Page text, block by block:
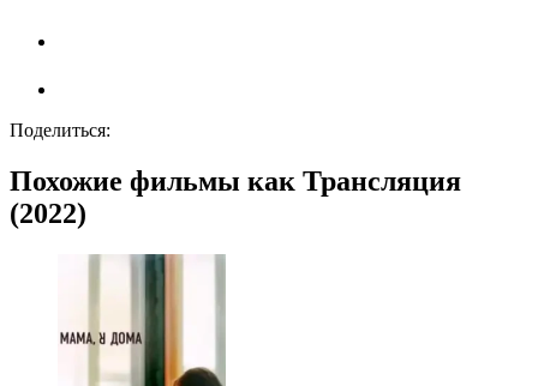
Поделиться:
Похожие фильмы как Трансляция
(2022)